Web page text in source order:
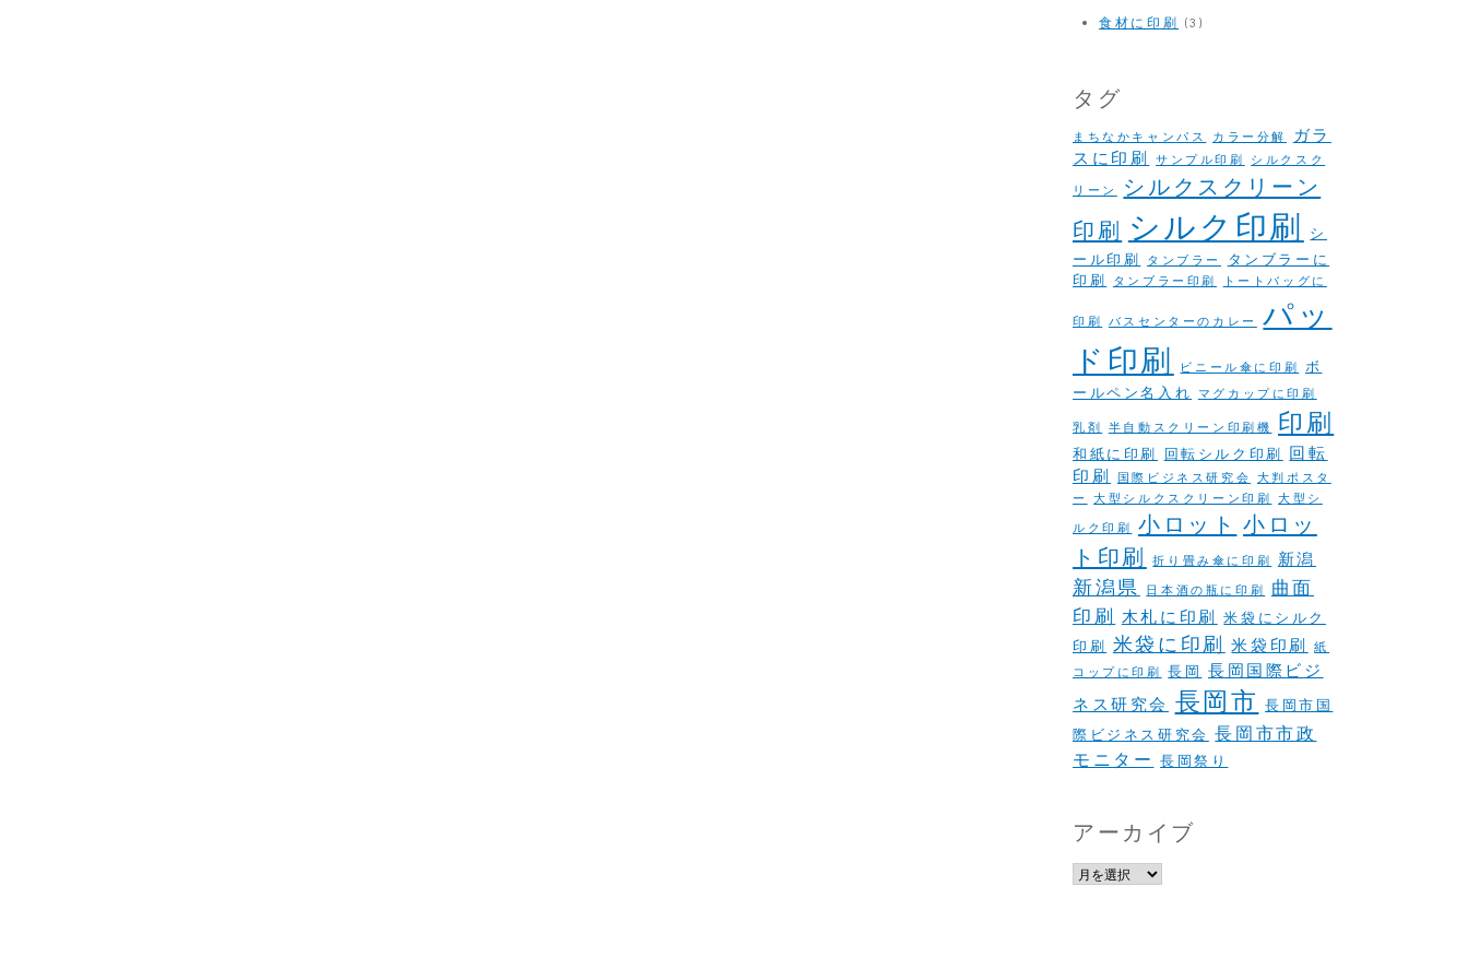
食材に印刷 (3)
タグ
まちなかキャンパス カラー分解
ガラ
スに印刷
サンプル印刷
シルクスク
リーン
シルクスクリーン
印刷 シルク印刷
シ
ール印刷
タンブラー
タンブラーに
印刷
タンブラー印刷 トートバッグに
印刷 バスセンターのカレー
パッ
ド印刷
ビニール傘に印刷
ボ
ールペン名入れ マグカップに印刷
乳剤 半自動スクリーン印刷機 印刷
和紙に印刷 回転シルク印刷 回転
印刷
国際ビジネス研究会 大判ポスタ
ー
大型シルクスクリーン印刷
大型シ
ルク印刷
小ロット 小ロッ
ト印刷
折り畳み傘に印刷 新潟
新潟県 日本酒の瓶に印刷
曲面
印刷 木札に印刷 米袋にシルク
印刷 米袋に印刷 米袋印刷
紙
コップに印刷
長岡 長岡国際ビジ
ネス研究会 長岡市 長岡市国
際ビジネス研究会 長岡市市政
モニター 長岡祭り
アーカイブ
ア